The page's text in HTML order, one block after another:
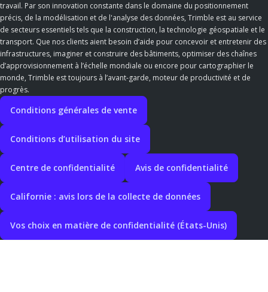
travail. Par son innovation constante dans le domaine du positionnement
précis, de la modélisation et de l'analyse des données, Trimble est au service
de secteurs essentiels tels que la construction, la technologie géospatiale et le
transport. Que nos clients aient besoin d’aide pour concevoir et entretenir des
infrastructures, imaginer et construire des bâtiments, optimiser des chaînes
d’approvisionnement à l’échelle mondiale ou encore pour cartographier le
monde, Trimble est toujours à l’avant-garde, moteur de productivité et de
progrès.
Conditions générales de vente
Conditions d’utilisation du site
Centre de confidentialité Avis de confidentialité
Californie : avis lors de la collecte de données
Vos choix en matière de confidentialité (États-Unis)